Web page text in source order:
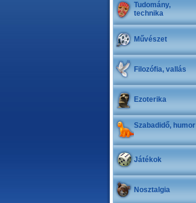
Tudomány,
technika
Művészet
Filozófia, vallás
Ezoterika
Szabadidő, humor
Játékok
Nosztalgia